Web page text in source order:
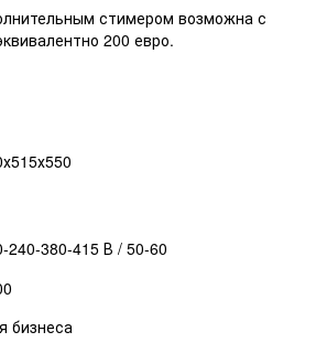
стимером возможна с
200 евро.
240-380-415 В / 50-60
бизнеса